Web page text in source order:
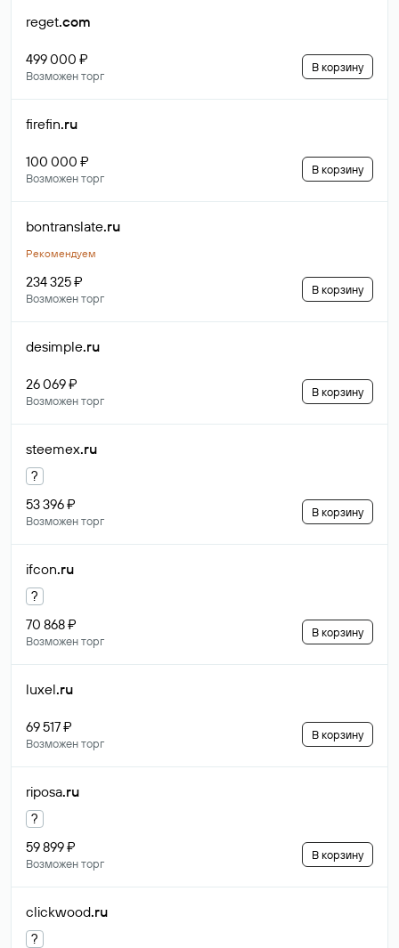
reget.com
499 000 ₽
Возможен торг
В корзину
firefin.ru
100 000 ₽
Возможен торг
В корзину
bontranslate.ru
Рекомендуем
234 325 ₽
Возможен торг
В корзину
desimple.ru
26 069 ₽
Возможен торг
В корзину
steemex.ru
?
53 396 ₽
Возможен торг
В корзину
ifcon.ru
?
70 868 ₽
Возможен торг
В корзину
luxel.ru
69 517 ₽
Возможен торг
В корзину
riposa.ru
?
59 899 ₽
Возможен торг
В корзину
clickwood.ru
?